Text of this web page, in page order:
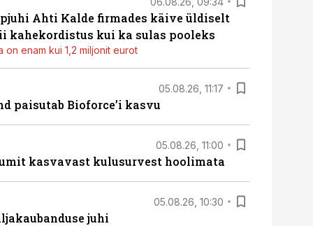
Ahti Kalde firmades käive üldiselt
kahekordistus kui ka sulas pooleks
on enam kui 1,2 miljonit eurot
05.08.26, 11:17
paisutab Bioforce’i kasvu
05.08.26, 11:00
kasvavast kulusurvest hoolimata
05.08.26, 10:30
juhi